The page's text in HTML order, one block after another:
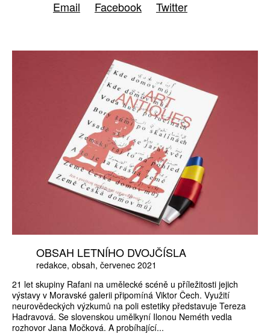
Email Facebook Twitter
OBSAH LETNÍHO DVOJČÍSLA
redakce obsah červenec 2021
21 let skupiny Rafani na umělecké scéně u příležitosti jejich
výstavy v Moravské galerii připomíná Viktor Čech. Využití
neurovědeckých výzkumů na poli estetiky představuje Tereza
Hadravová. Se slovenskou umělkyní Ilonou Neméth vedla
rozhovor Jana Močková. A probíhající...